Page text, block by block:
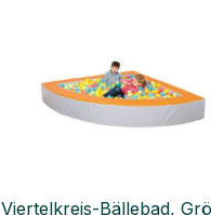
Viertelkreis-Bällebad,